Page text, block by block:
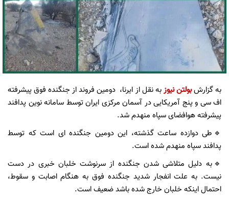
به گزارشبولتن نیوزبه نقل از ایرنا، دومین فروند از جنگنده فوق پیشرفته
اف سی و پنج آمریکایی در آسمان مرکزی ایران توسط سامانه نوین پدافند
پیشرفته هوافضای سپاه منهدم شد.
🔹طی دوازده ساعت گذشته، این دومین جنگنده ای است که توسط
پدافند سپاه منهدم شده است.
🔹به دلیل متلاشی شدن جنگنده از سرنوشت خلبان خبری در دست
نیست. به علت انفجار شدید جنگنده فوق به هنگام اصابت و سقوط،
احتمال اینکه خلبان خارج شده باشد ضعیف است.